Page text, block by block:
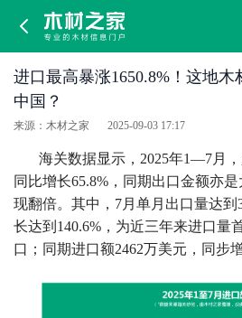
进
口
最
高
暴
涨
1650.8%！
进口最高暴涨1650.8%！这地木
中国？
来源：木材之家 2025-09-03 17:17
海关数据显示，2025年1—7月
同比增长65.8%，同期出口金额亦
现翻倍。其中，7月单月出口量达到
长达到140.6%，为近三年来进口量
口；同期进口额2462万美元，同步增